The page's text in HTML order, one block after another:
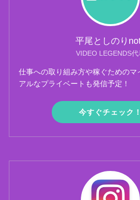
平尾としのり
VIDEO LEGENDS代
仕事への取り組み方や稼ぐためのマ
アルなプライベートも発信予定！
今すぐチェック！